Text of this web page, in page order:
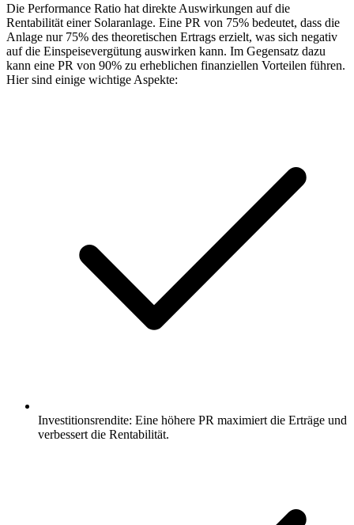
Die Performance Ratio hat direkte Auswirkungen auf die
Rentabilität einer Solaranlage. Eine PR von 75% bedeutet, dass die
Anlage nur 75% des theoretischen Ertrags erzielt, was sich negativ
auf die Einspeisevergütung auswirken kann. Im Gegensatz dazu
kann eine PR von 90% zu erheblichen finanziellen Vorteilen führen.
Hier sind einige wichtige Aspekte:
Investitionsrendite: Eine höhere PR maximiert die Erträge und
verbessert die Rentabilität.